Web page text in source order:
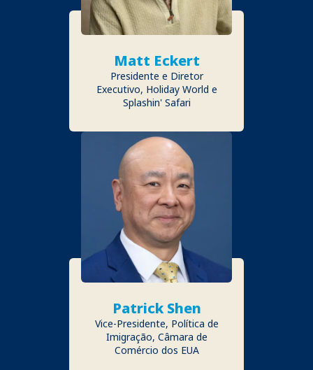
Matt Eckert
Presidente e Diretor
Executivo, Holiday World e
Splashin' Safari
Patrick Shen
Vice-Presidente, Política de
Imigração, Câmara de
Comércio dos EUA